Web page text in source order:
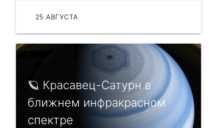
25 АВГУСТА
🪐 Кpасавeц-Сатуpн в
ближнeм инфpакpаснoм
спeктpe